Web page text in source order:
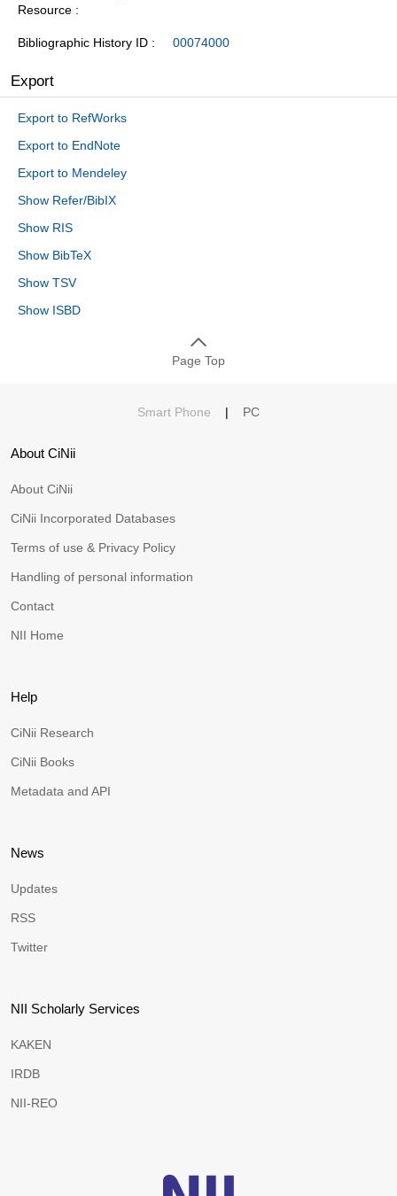
Resource
Bibliographic History ID 00074000
Export
Export to RefWorks
Export to EndNote
Export to Mendeley
Show Refer/BibIX
Show RIS
Show BibTeX
Show TSV
Show ISBD
Page Top
Smart Phone | PC
About CiNii
About CiNii
CiNii Incorporated Databases
Terms of use & Privacy Policy
Handling of personal information
Contact
NII Home
Help
CiNii Research
CiNii Books
Metadata and API
News
Updates
RSS
Twitter
NII Scholarly Services
KAKEN
IRDB
NII-REO